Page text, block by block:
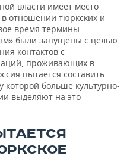
власти имеет место
отношении тюркских и
время термины
были запущены с целью
контактов с
проживающих в
пытается составить
больше культурно-
выделяют на это